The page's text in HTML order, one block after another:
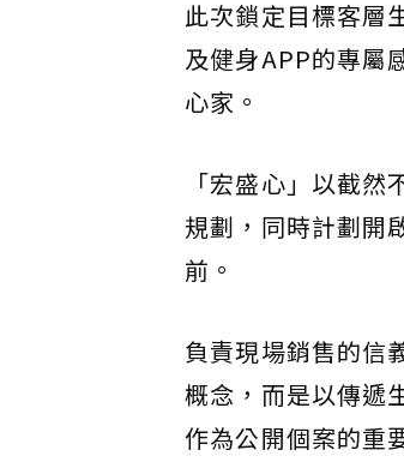
此次鎖定目標客層
及健身APP的專屬
心家。
「宏盛心」以截
規劃，同時計劃開
前。
負責現場銷售的信
概念，而是以傳遞
作為公開個案的重